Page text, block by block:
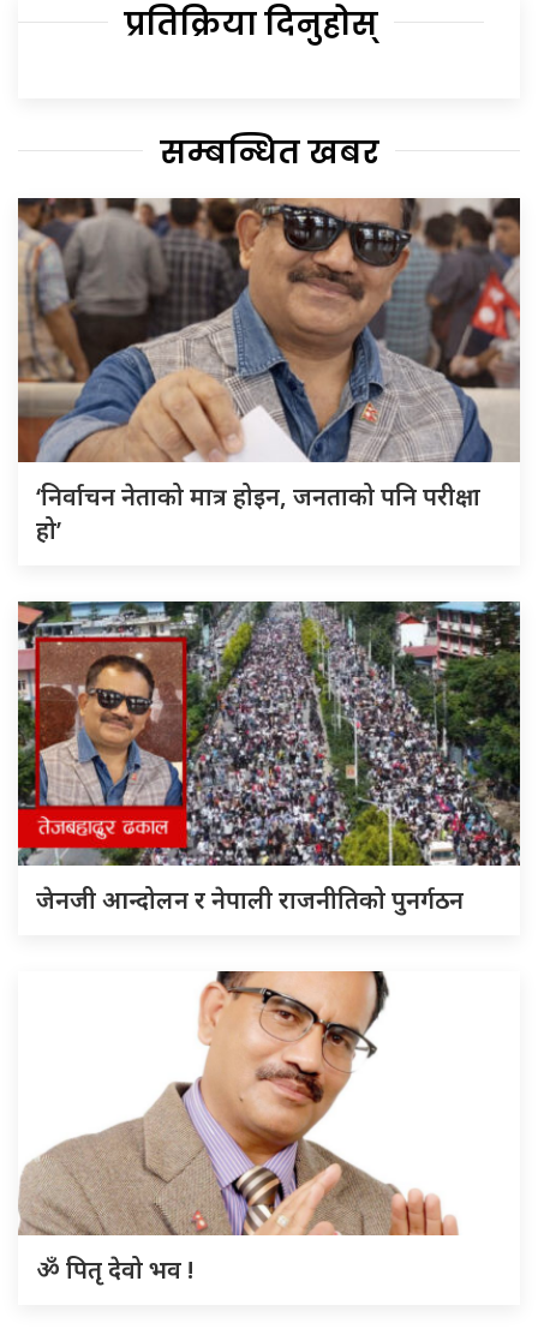
प्रतिक्रिया दिनुहोस्
सम्बन्धित खबर
‘निर्वाचन नेताको मात्र होइन, जनताको पनि परीक्षा
हो’
जेनजी आन्दोलन र नेपाली राजनीतिको पुनर्गठन
ॐ पितृ देवो भव !